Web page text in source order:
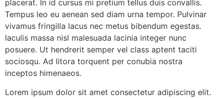
placerat. In id cursus mi pretium tellus duis convallis.
Tempus leo eu aenean sed diam urna tempor. Pulvinar
vivamus fringilla lacus nec metus bibendum egestas.
Iaculis massa nisl malesuada lacinia integer nunc
posuere. Ut hendrerit semper vel class aptent taciti
sociosqu. Ad litora torquent per conubia nostra
inceptos himenaeos.
Lorem ipsum dolor sit amet consectetur adipiscing elit.